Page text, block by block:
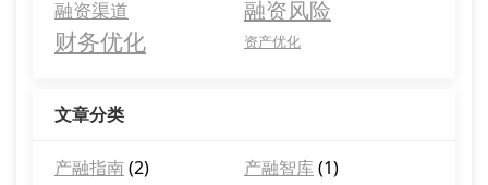
融资渠道 融资风险
财务优化 资产优化
文章分类
产融指南(2) 产融智库 (1)